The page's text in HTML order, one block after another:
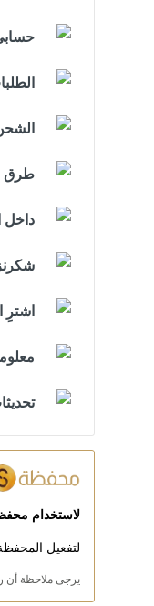
طرق
داخل
شكرنز
اشترِ
لاستخدام
لتفعيل
يرجى ملاحظة أن رصيدك في